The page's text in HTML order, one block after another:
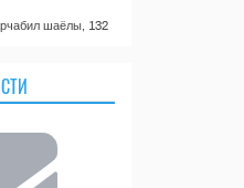
шаёлы, 132